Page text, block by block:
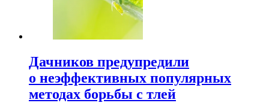
Дачников предупредили
о неэффективных популярных
методах борьбы с тлей